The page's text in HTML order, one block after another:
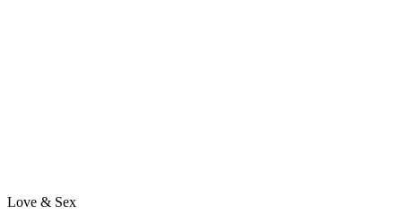
Love & Sex